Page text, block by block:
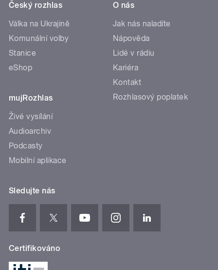
Český rozhlas
Válka na Ukrajině
Komunální volby
Stanice
eShop
mujRozhlas
Živé vysílání
Audioarchiv
Podcasty
Mobilní aplikace
O nás
Jak nás naladíte
Nápověda
Lidé v rádiu
Kariéra
Kontakt
Rozhlasový poplatek
Sledujte nás
Certifikováno